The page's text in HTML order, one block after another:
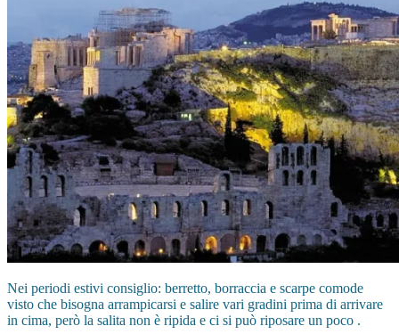
Nei periodi estivi consiglio: berretto, borraccia e scarpe comode
visto che bisogna arrampicarsi e salire vari gradini prima di arrivare
in cima, però la salita non è ripida e ci si può riposare un poco .